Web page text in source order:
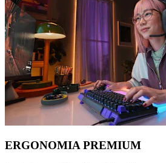
ERGONOMIA PREMIUM